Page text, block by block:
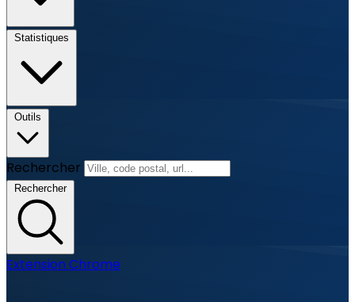
Statistiques
Outils
Rechercher
Rechercher
Extension Chrome